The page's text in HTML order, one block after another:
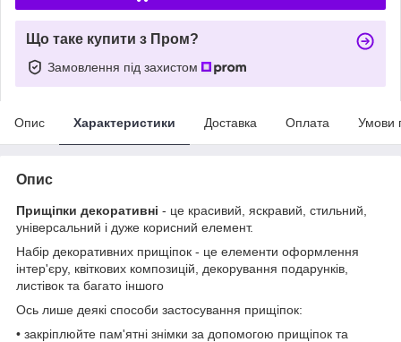
Що таке купити з Пром?
Замовлення під захистом
Опис Характеристики Доставка Оплата Умови
Опис
Прищіпки декоративні - це красивий, яскравий, стильний,
універсальний і дуже корисний елемент.
Набір декоративних прищіпок - це елементи оформлення
інтер'єру, квіткових композицій, декорування подарунків,
листівок та багато іншого
Ось лише деякі способи застосування прищіпок:
• закріплюйте пам'ятні знімки за допомогою прищіпок та